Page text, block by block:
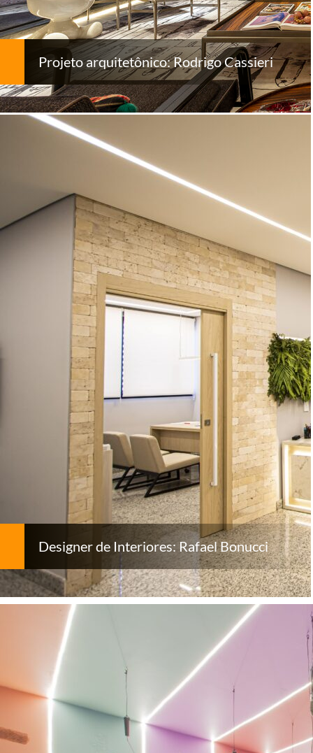
Projeto arquitetônico: Rodrigo Cassieri
Designer de Interiores: Rafael Bonucci